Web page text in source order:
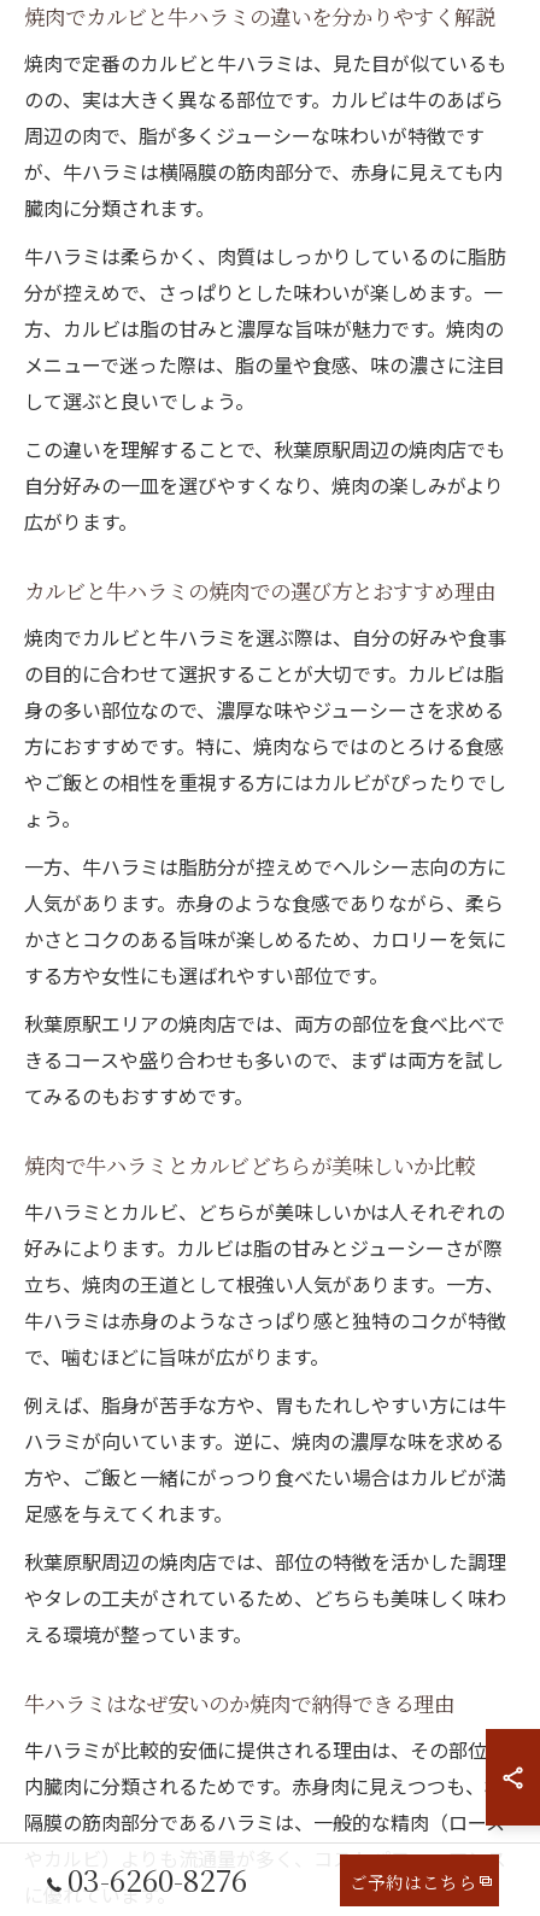
焼肉でカルビと牛ハラミの違いを分かりやすく解説
焼肉で定番のカルビと牛ハラミは、見た目が似ているも
のの、実は大きく異なる部位です。カルビは牛のあばら
周辺の肉で、脂が多くジューシーな味わいが特徴です
が、牛ハラミは横隔膜の筋肉部分で、赤身に見えても内
臓肉に分類されます。
牛ハラミは柔らかく、肉質はしっかりしているのに脂肪
分が控えめで、さっぱりとした味わいが楽しめます。一
方、カルビは脂の甘みと濃厚な旨味が魅力です。焼肉の
メニューで迷った際は、脂の量や食感、味の濃さに注目
して選ぶと良いでしょう。
この違いを理解することで、秋葉原駅周辺の焼肉店でも
自分好みの一皿を選びやすくなり、焼肉の楽しみがより
広がります。
カルビと牛ハラミの焼肉での選び方とおすすめ理由
焼肉でカルビと牛ハラミを選ぶ際は、自分の好みや食事
の目的に合わせて選択することが大切です。カルビは脂
身の多い部位なので、濃厚な味やジューシーさを求める
方におすすめです。特に、焼肉ならではのとろける食感
やご飯との相性を重視する方にはカルビがぴったりでし
ょう。
一方、牛ハラミは脂肪分が控えめでヘルシー志向の方に
人気があります。赤身のような食感でありながら、柔ら
かさとコクのある旨味が楽しめるため、カロリーを気に
する方や女性にも選ばれやすい部位です。
秋葉原駅エリアの焼肉店では、両方の部位を食べ比べで
きるコースや盛り合わせも多いので、まずは両方を試し
てみるのもおすすめです。
焼肉で牛ハラミとカルビどちらが美味しいか比較
牛ハラミとカルビ、どちらが美味しいかは人それぞれの
好みによります。カルビは脂の甘みとジューシーさが際
立ち、焼肉の王道として根強い人気があります。一方、
牛ハラミは赤身のようなさっぱり感と独特のコクが特徴
で、噛むほどに旨味が広がります。
例えば、脂身が苦手な方や、胃もたれしやすい方には牛
ハラミが向いています。逆に、焼肉の濃厚な味を求める
方や、ご飯と一緒にがっつり食べたい場合はカルビが満
足感を与えてくれます。
秋葉原駅周辺の焼肉店では、部位の特徴を活かした調理
やタレの工夫がされているため、どちらも美味しく味わ
える環境が整っています。
牛ハラミはなぜ安いのか焼肉で納得できる理由
牛ハラミが比較的安価に提供される理由は、その部位が
内臓肉に分類されるためです。赤身肉に見えつつも、横
隔膜の筋肉部分であるハラミは、一般的な精肉（ロース
やカルビ）よりも流通量が多く、コストパフォーマンス
に優れています。
03-6260-8276 ご予約はこちら